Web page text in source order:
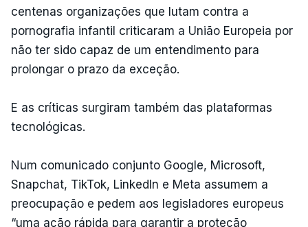
centenas organizações que lutam contra a
pornografia infantil criticaram a União Europeia por
não ter sido capaz de um entendimento para
prolongar o prazo da exceção.
E as críticas surgiram também das plataformas
tecnológicas.
Num comunicado conjunto Google, Microsoft,
Snapchat, TikTok, LinkedIn e Meta assumem a
preocupação e pedem aos legisladores europeus
“uma ação rápida para garantir a proteção